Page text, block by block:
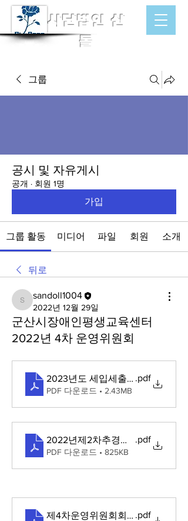
​사단법인 산
돌
그룹
공시 및 자유게시
공개 · 회원 1명
가입
그룹 활동 미디어 파일 회원 소개
뒤로
sandoll1004
sandoll1004
2022년 12월 29일
군산시장애인평생교육센터
2022년 4차 운영위원회
2023년도 세입세출예산안
.pdf
PDF 다운로드 • 2.43MB
2022년제2차추경예산서
.pdf
PDF 다운로드 • 825KB
제4차운영위원회회의록
.pdf